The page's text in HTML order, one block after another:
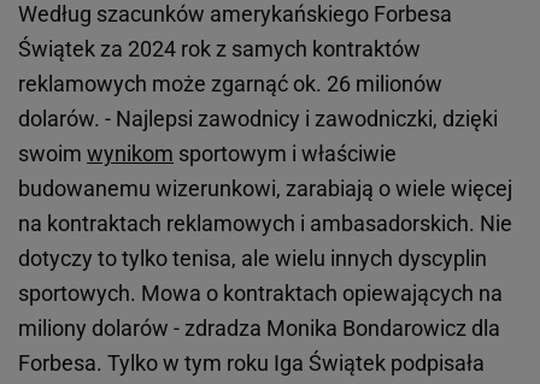
Według szacunków amerykańskiego Forbesa
Świątek za 2024 rok z samych kontraktów
reklamowych może zgarnąć ok. 26 milionów
dolarów. - Najlepsi zawodnicy i zawodniczki, dzięki
swoim wynikom sportowym i właściwie
budowanemu wizerunkowi, zarabiają o wiele więcej
na kontraktach reklamowych i ambasadorskich. Nie
dotyczy to tylko tenisa, ale wielu innych dyscyplin
sportowych. Mowa o kontraktach opiewających na
miliony dolarów - zdradza Monika Bondarowicz dla
Forbesa. Tylko w tym roku Iga Świątek podpisała